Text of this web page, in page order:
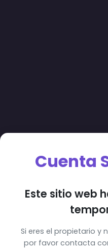
Cuenta
Este sitio web
Si eres el propietario y
por favor contacta